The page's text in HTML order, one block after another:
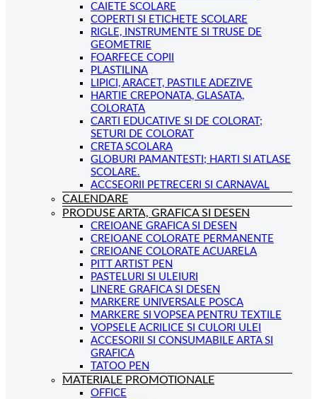
CAIETE SCOLARE
COPERTI SI ETICHETE SCOLARE
RIGLE, INSTRUMENTE SI TRUSE DE
GEOMETRIE
FOARFECE COPII
PLASTILINA
LIPICI, ARACET, PASTILE ADEZIVE
HARTIE CREPONATA, GLASATA,
COLORATA
CARTI EDUCATIVE SI DE COLORAT;
SETURI DE COLORAT
CRETA SCOLARA
GLOBURI PAMANTESTI; HARTI SI ATLASE
SCOLARE.
ACCSEORII PETRECERI SI CARNAVAL
CALENDARE
PRODUSE ARTA, GRAFICA SI DESEN
CREIOANE GRAFICA SI DESEN
CREIOANE COLORATE PERMANENTE
CREIOANE COLORATE ACUARELA
PITT ARTIST PEN
PASTELURI SI ULEIURI
LINERE GRAFICA SI DESEN
MARKERE UNIVERSALE POSCA
MARKERE SI VOPSEA PENTRU TEXTILE
VOPSELE ACRILICE SI CULORI ULEI
ACCESORII SI CONSUMABILE ARTA SI
GRAFICA
TATOO PEN
MATERIALE PROMOTIONALE
OFFICE